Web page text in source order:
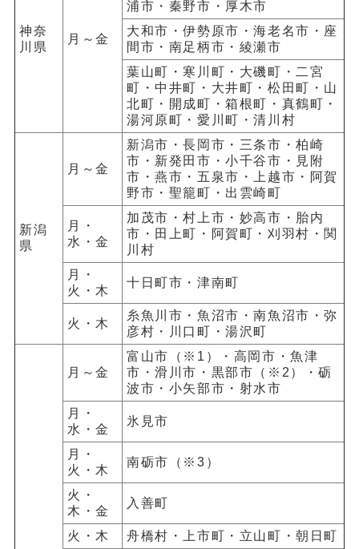
神奈
川県
月～金
浦市・秦野市・厚木市
大和市・伊勢原市・海老名市・座
間市・南足柄市・綾瀬市
葉山町・寒川町・大磯町・二宮
町・中井町・大井町・松田町・山
北町・開成町・箱根町・真鶴町・
湯河原町・愛川町・清川村
新潟
県
月～金
新潟市・長岡市・三条市・柏崎
市・新発田市・小千谷市・見附
市・燕市・五泉市・上越市・阿賀
野市・聖籠町・出雲崎町
月・
水・金
加茂市・村上市・妙高市・胎内
市・田上町・阿賀町・刈羽村・関
川村
月・
火・木
十日町市・津南町
火・木
糸魚川市・魚沼市・南魚沼市・弥
彦村・川口町・湯沢町
月～金
富山市（※1）・高岡市・魚津
市・滑川市・黒部市（※2）・砺
波市・小矢部市・射水市
月・
水・金
氷見市
月・
火・木
南砺市（※3）
火・
木・金
入善町
火・木 舟橋村・上市町・立山町・朝日町